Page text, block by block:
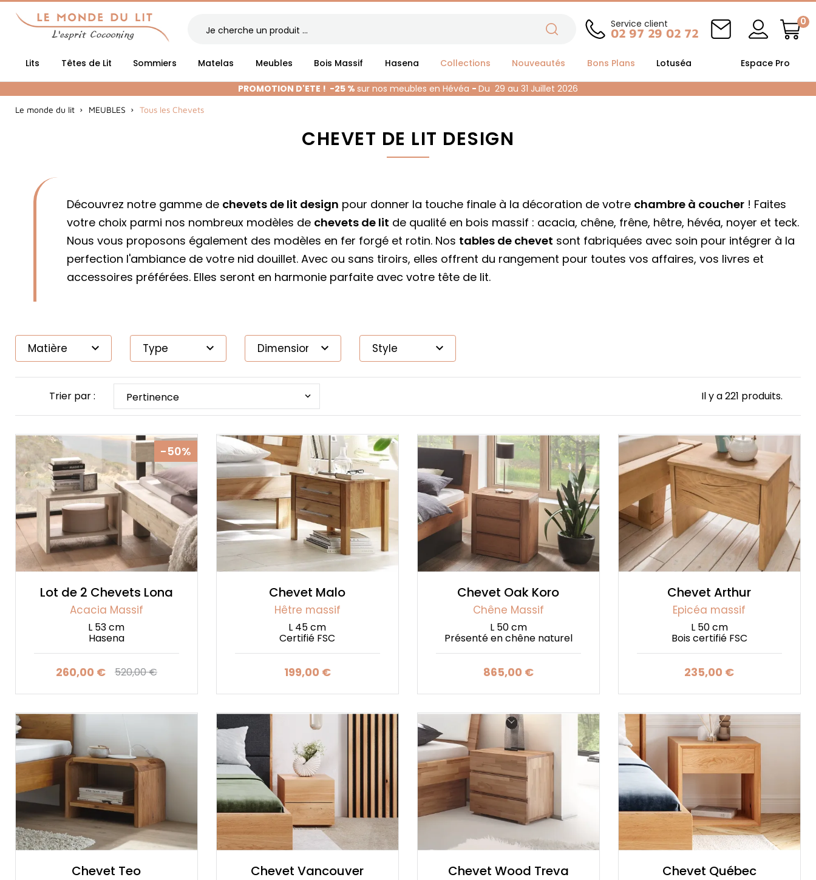
Service client
02 97 29 02 72
0
Lits Têtes de Lit Sommiers Matelas Meubles Bois Massif Hasena Collections Nouveautés Bons Plans Lotuséa Espace Pro
PROMOTION D'ETE ! -25 % sur nos meubles en Hévéa - Du 29 au 31 Juillet 2026
Le monde du lit MEUBLES Tous les Chevets
CHEVET DE LIT DESIGN
Découvrez notre gamme de chevets de lit design pour donner la touche finale à la décoration de votre chambre à coucher ! Faites
votre choix parmi nos nombreux modèles de chevets de lit de qualité en bois massif : acacia, chêne, frêne, hêtre, hévéa, noyer et teck.
Nous vous proposons également des modèles en fer forgé et rotin. Nos tables de chevet sont fabriquées avec soin pour intégrer à la
perfection l'ambiance de votre nid douillet. Avec ou sans tiroirs, elles offrent du rangement pour toutes vos affaires, vos livres et
accessoires préférées. Elles seront en harmonie parfaite avec votre tête de lit.
Matière  Type  Dimension  Style 
Trier par : Pertinence  Il y a 221 produits.
-50%
Lot de 2 Chevets Lona
Acacia Massif
L 53 cm
Hasena
Prix
260,00 €Prix de base
520,00 €
Chevet Malo
Hêtre massif
L 45 cm
Certifié FSC
Prix
199,00 €
Chevet Oak Koro
Chêne Massif
L 50 cm
Présenté en chêne naturel
Prix
865,00 €
Chevet Arthur
Epicéa massif
L 50 cm
Bois certifié FSC
Prix
235,00 €
Chevet Teo Chevet Vancouver Chevet Wood Treva Chevet Québec